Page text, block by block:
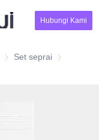
Hubungi Kami
Perlengkapan tidur
Set seprai Set seprai